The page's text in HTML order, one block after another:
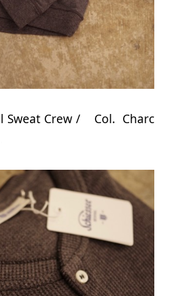
Sweat Crew / Col. Charc